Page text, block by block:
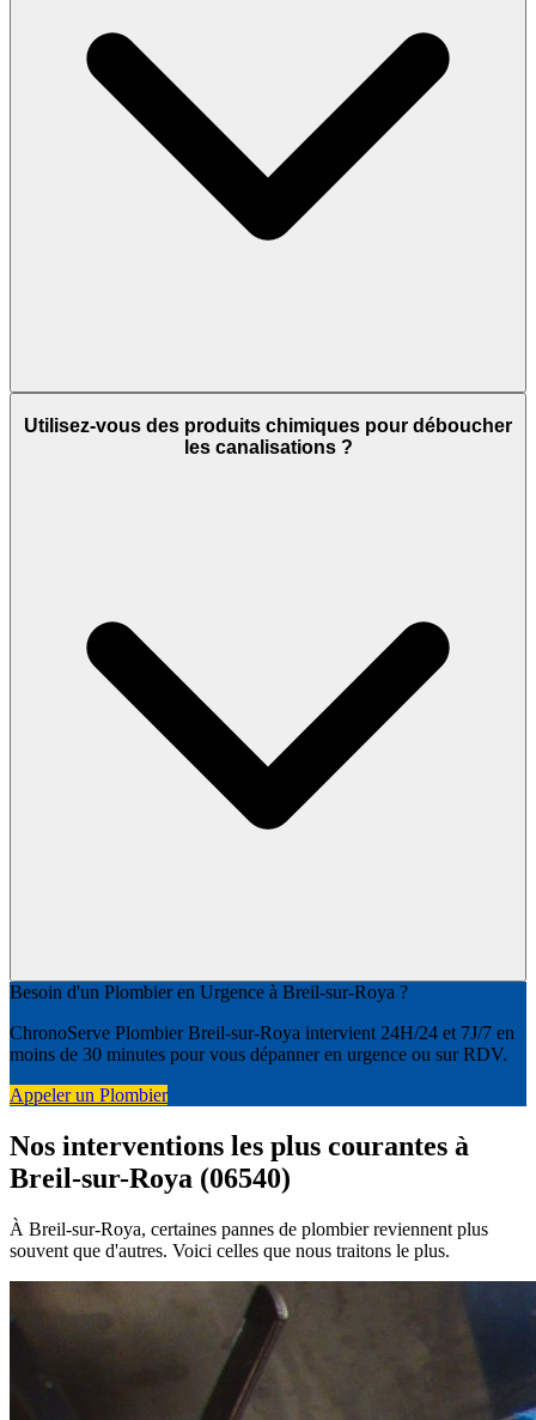
Utilisez-vous des produits chimiques pour déboucher
les canalisations ?
Besoin d'un Plombier en Urgence à Breil-sur-Roya ?
ChronoServe Plombier Breil-sur-Roya intervient 24H/24 et 7J/7 en
moins de 30 minutes pour vous dépanner en urgence ou sur RDV.
Appeler un Plombier
Nos interventions les plus courantes à
Breil-sur-Roya (06540)
À Breil-sur-Roya, certaines pannes de plombier reviennent plus
souvent que d'autres. Voici celles que nous traitons le plus.